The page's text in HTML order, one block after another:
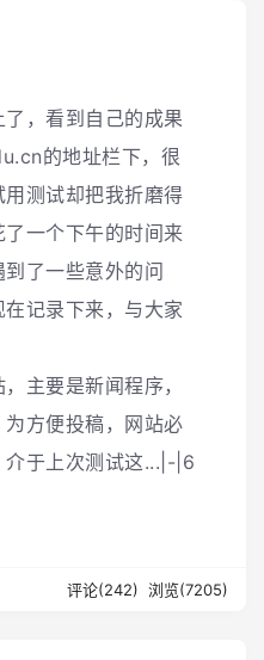
，看到自己的成果
的地址栏下，很
测试却把我折磨得
一个下午的时间来
了一些意外的问
记录下来，与大家
主要是新闻程序，
方便投稿，网站必
介于上次测试这...|-|6
评论(242) 浏览(7205)